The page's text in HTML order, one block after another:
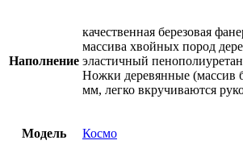
Наполнение
качественная березовая
массива хвойных пород
эластичный
Ножки деревянные (массив
мм, легко вкручиваются
Модель Космо